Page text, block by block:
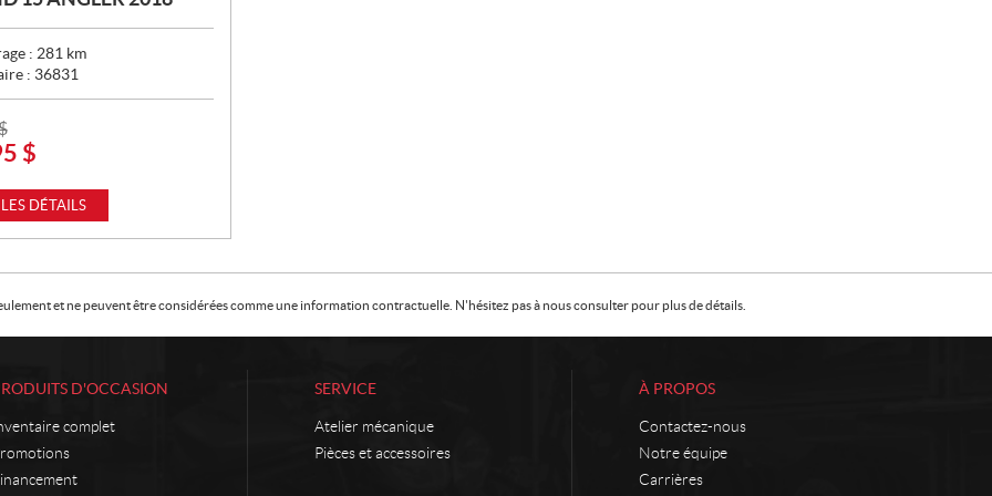
: 281 km
: 36831
$
DÉTAILS
et ne peuvent être considérées comme une information contractuelle. N'hésitez pas à nous consulter pour plus de détails.
D'OCCASION
complet
SERVICE
Atelier mécanique
Pièces et accessoires
À PROPOS
Contactez-nous
Notre équipe
Carrières